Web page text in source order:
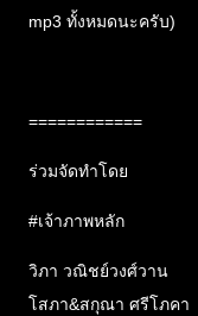
mp3 ทั้งหมดนะครับ)
============
ร่วมจัดทำโดย
#เจ้าภาพหลัก
วิภา วณิชย์วงศ์วาน
โสภา&สกุณา ศรีโภคา